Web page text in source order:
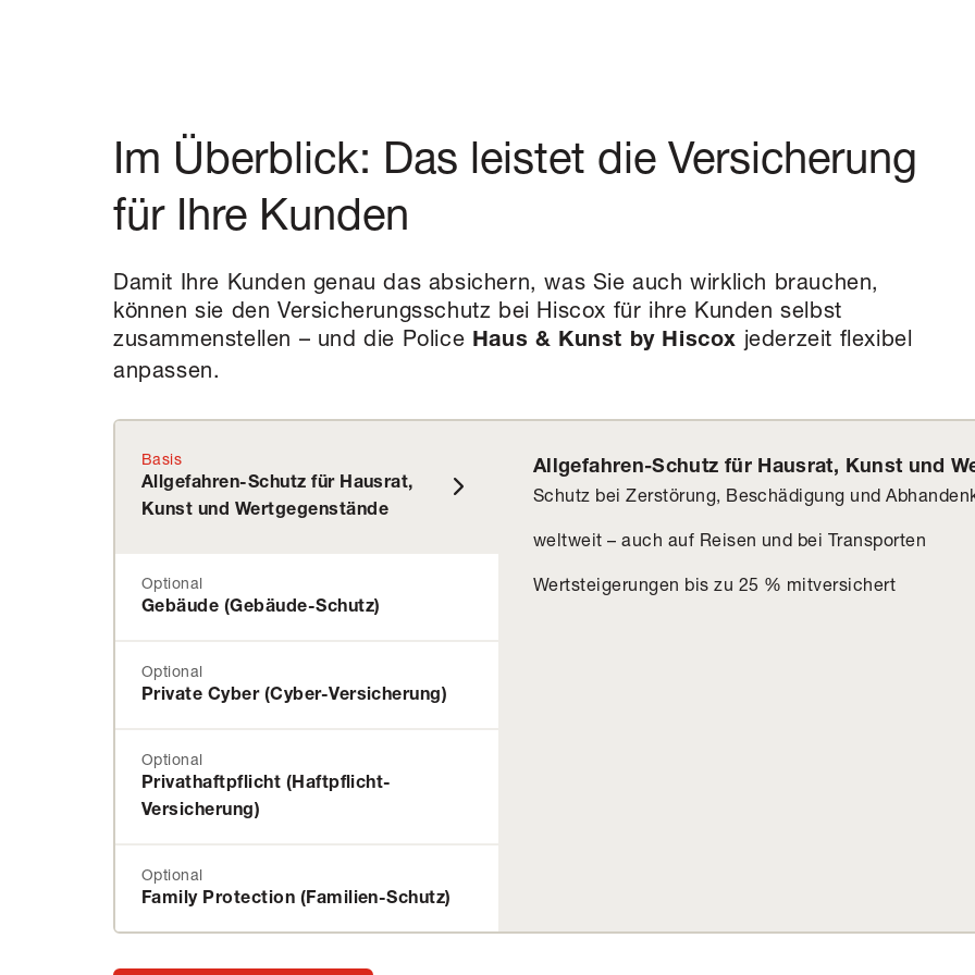
Im Überblick: Das leistet die Versicherung
für Ihre Kunden
Damit Ihre Kunden genau das absichern, was Sie auch wirklich brauchen,
können sie den Versicherungsschutz bei Hiscox für ihre Kunden selbst
zusammenstellen – und die Police Haus & Kunst by Hiscox jederzeit flexibel
anpassen.
Basis
Allgefahren-Schutz für Hausrat,
Kunst und Wertgegenstände
Optional
Gebäude (Gebäude-Schutz)
Optional
Private Cyber (Cyber-Versicherung)
Optional
Privathaftpflicht (Haftpflicht-
Versicherung)
Optional
Family Protection (Familien-Schutz)
Allgefahren-Schutz für Hausrat, Kunst und
Schutz bei Zerstörung, Beschädigung und
weltweit – auch auf Reisen und bei Transporten
Wertsteigerungen bis zu 25 % mitversichert